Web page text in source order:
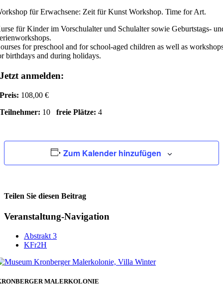
für Erwachsene: Zeit für Kunst Workshop. Time for Art.
für Kinder im Vorschulalter und Schulalter sowie Geburtstags-
for preschool and for school-aged children as well as
birthdays and during holidays.
Jetzt anmelden:
Preis: 108,00 €
Teilnehmer: 10freie Plätze: 4
Zum Kalender hinzufügen
Teilen Sie diesen Beitrag
Facebook
Veranstaltung-Navigation
Abstrakt 3
KFr2H
MALERKOLONIE